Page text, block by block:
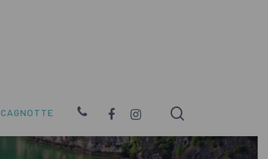
CAGNOTTE FACEBOOKINSTAGRAM